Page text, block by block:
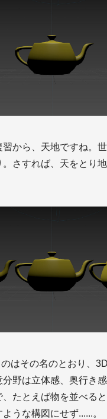
習から、天地ですね。
。さすれば、天をとり
はその名のとおり、
野は立体感、奥行き
たとえば物を並べる
うな構図にせず......。